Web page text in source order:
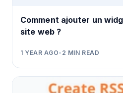
Comment ajouter un
site web ?
1 YEAR AGO• 2 MIN READ